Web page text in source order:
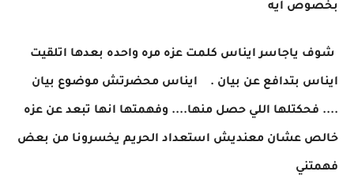
بخصوص ايه
شوف ياجاسر ايناس كلمت عزه مره واحده بعدها اتلقيت
ايناس بتدافع عن بيان . ايناس محضرتش موضوع بيان
.... فحكتلها اللي حصل منها.... وفهمتها انها تبعد عن عزه
خالص عشان معنديش استعداد الحريم يخسرونا من بعض
فهمتني